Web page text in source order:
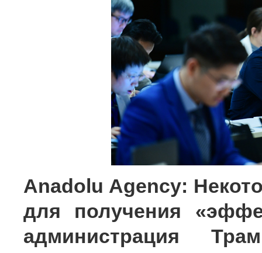
Anadolu Agency:
для получения
администрация